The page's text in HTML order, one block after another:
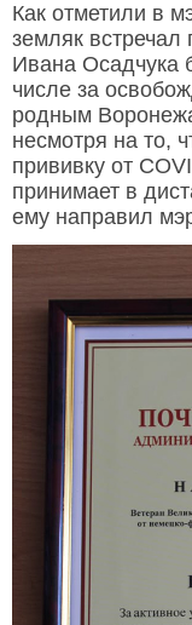
Как отметили в
земляк
Ивана Осадчука
числе за
родным
несмотря на то,
прививку от
принимает в
ему направил